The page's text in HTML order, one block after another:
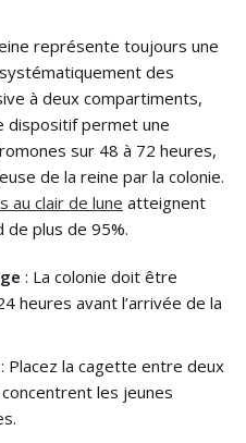
représente toujours une
des
à deux compartiments,
dispositif permet une
sur 48 à 72 heures,
de la reine par la colonie.
au clair de lune atteignent
de plus de 95%.
: La colonie doit être
heures avant l’arrivée de la
: Placez la cagette entre deux
les jeunes